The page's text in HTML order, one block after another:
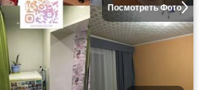
Посмотреть Фото